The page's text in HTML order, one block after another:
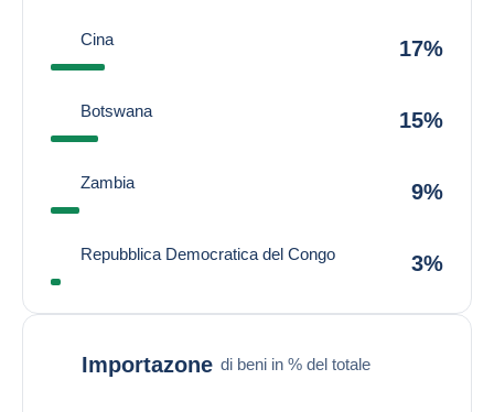
Cina 17%
Botswana 15%
Zambia 9%
Repubblica Democratica del Congo 3%
Importazone di beni in % del totale